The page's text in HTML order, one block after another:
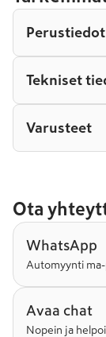
Perustiedot
Tekniset
Varusteet
Ota
WhatsApp
Automyynti ma-
Avaa chat
Nopein ja